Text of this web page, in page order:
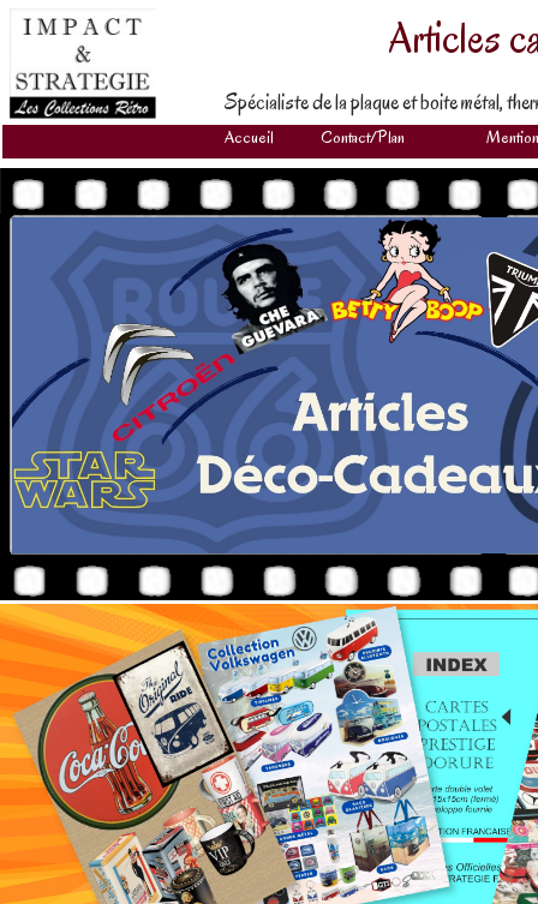
Articles
Spécialiste de la plaque et boite métal,
Accueil Contact/Plan